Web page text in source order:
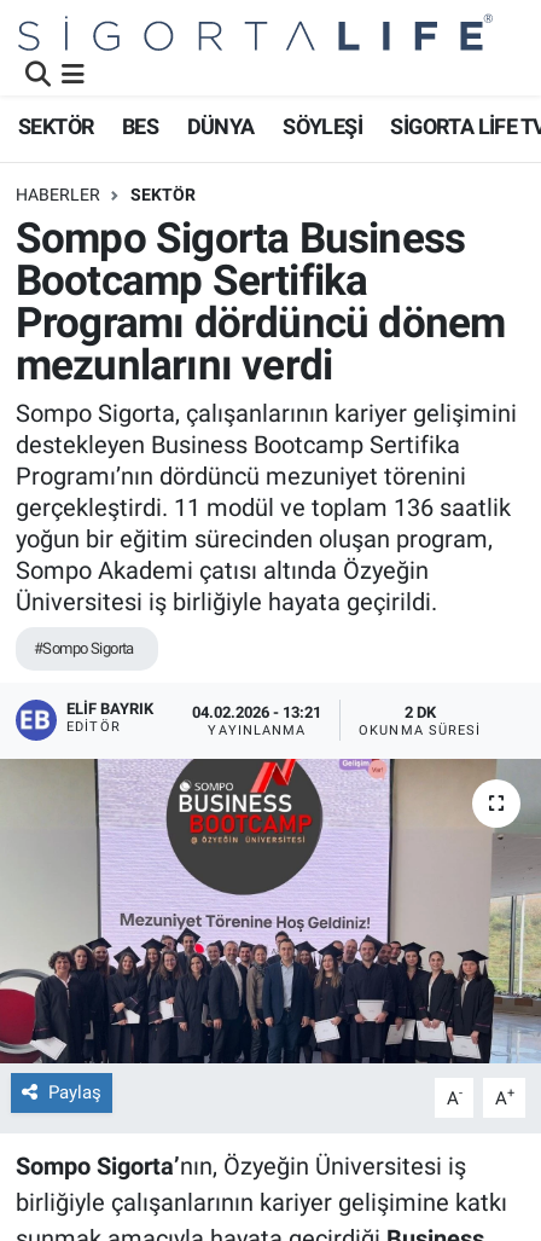
SEKTÖR BES DÜNYA SÖYLEŞİ SİGORTA LİFE
HABERLER SEKTÖR
Sompo Sigorta Business
Bootcamp Sertifika
Programı dördüncü dönem
mezunlarını verdi
Sompo Sigorta, çalışanlarının kariyer gelişimini
destekleyen Business Bootcamp Sertifika
Programı’nın dördüncü mezuniyet törenini
gerçekleştirdi. 11 modül ve toplam 136 saatlik
yoğun bir eğitim sürecinden oluşan program,
Sompo Akademi çatısı altında Özyeğin
Üniversitesi iş birliğiyle hayata geçirildi.
#Sompo Sigorta
ELIF BAYRIK
EDITÖR
04.02.2026 - 13:21
YAYINLANMA
2 DK
OKUNMA SÜRESI
Paylaş A- A+
Sompo Sigorta’nın, Özyeğin Üniversitesi iş
birliğiyle çalışanlarının kariyer gelişimine katkı
Namaz Vakitleri
Trafik Durumu
Süper Lig Puan Durumu ve Fikstür
Tüm Manşetler
Son Dakika Haberleri
Haber Arşivi